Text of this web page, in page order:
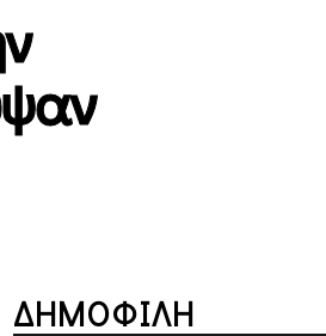
ΔΗΜΟΦΙΛΗ